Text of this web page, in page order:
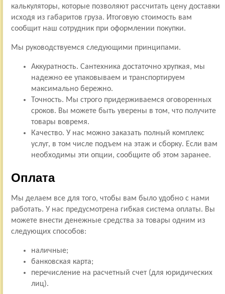
калькуляторы, которые позволяют рассчитать цену доставки
исходя из габаритов груза. Итоговую стоимость вам
сообщит наш сотрудник при оформлении покупки.
Мы руководствуемся следующими принципами.
Аккуратность. Сантехника достаточно хрупкая, мы
надежно ее упаковываем и транспортируем
максимально бережно.
Точность. Мы строго придерживаемся оговоренных
сроков. Вы можете быть уверены в том, что получите
товары вовремя.
Качество. У нас можно заказать полный комплекс
услуг, в том числе подъем на этаж и сборку. Если вам
необходимы эти опции, сообщите об этом заранее.
Оплата
Мы делаем все для того, чтобы вам было удобно с нами
работать. У нас предусмотрена гибкая система оплаты. Вы
можете внести денежные средства за товары одним из
следующих способов:
наличные;
банковская карта;
перечисление на расчетный счет (для юридических
лиц).